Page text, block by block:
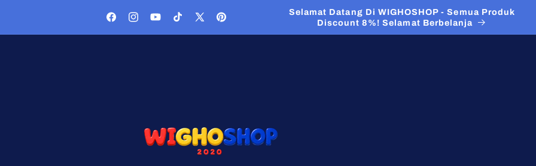
FacebookInstagramYouTubeTikTokX
Pinterest
Selamat Datang Di WIGHOSHOP - Semua Produk
Discount 8%! Selamat Berbelanja